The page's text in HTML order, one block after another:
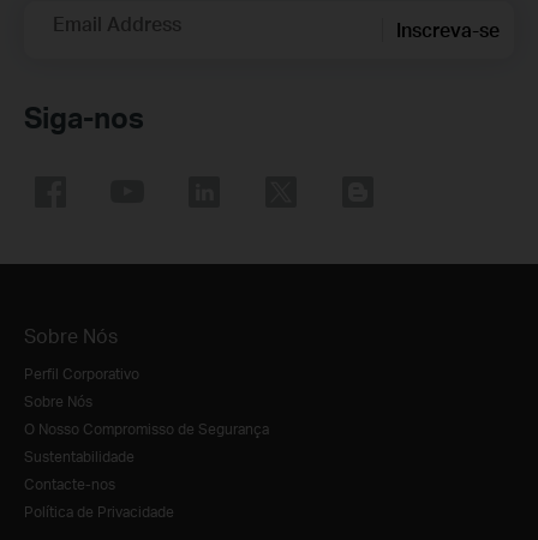
Email Address Inscreva-se
Siga-nos
Sobre Nós
Perfil Corporativo
Sobre Nós
O Nosso Compromisso de Segurança
Sustentabilidade
Contacte-nos
Política de Privacidade